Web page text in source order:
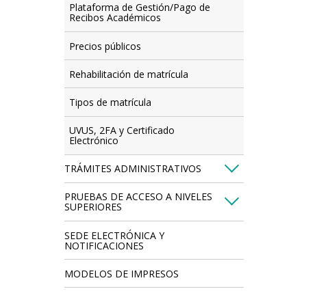
Plataforma de Gestión/Pago de
Recibos Académicos
Precios públicos
Rehabilitación de matrícula
Tipos de matrícula
UVUS, 2FA y Certificado
Electrónico
TRÁMITES ADMINISTRATIVOS
PRUEBAS DE ACCESO A NIVELES
SUPERIORES
SEDE ELECTRÓNICA Y
NOTIFICACIONES
MODELOS DE IMPRESOS